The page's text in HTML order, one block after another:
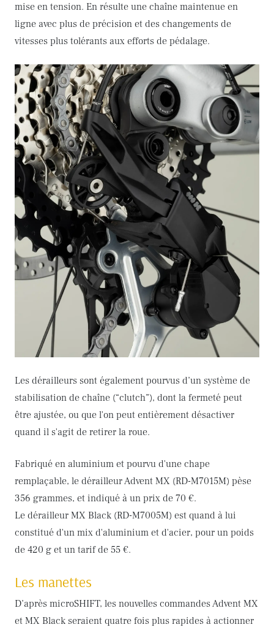
mise en tension. En résulte une chaîne maintenue en
ligne avec plus de précision et des changements de
vitesses plus tolérants aux efforts de pédalage.
Les dérailleurs sont également pourvus d’un système de
stabilisation de chaîne (“clutch”), dont la fermeté peut
être ajustée, ou que l'on peut entièrement désactiver
quand il s'agit de retirer la roue.
Fabriqué en aluminium et pourvu d'une chape
remplaçable, le dérailleur Advent MX (RD-M7015M) pèse
356 grammes, et indiqué à un prix de 70 €.
Le dérailleur MX Black (RD-M7005M) est quand à lui
constitué d'un mix d'aluminium et d'acier, pour un poids
de 420 g et un tarif de 55 €.
Les manettes
D’après microSHIFT, les nouvelles commandes Advent MX
et MX Black seraient quatre fois plus rapides à actionner